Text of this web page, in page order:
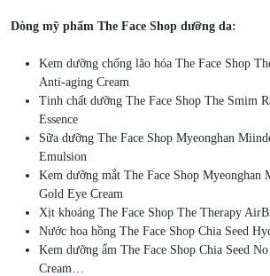
Dòng mỹ phẩm The Face Shop dưỡng da:
Kem dưỡng chống lão hóa The Face Shop
Anti-aging Cream
Tinh chất dưỡng The Face Shop The Smim
Essence
Sữa dưỡng The Face Shop Myeonghan
Emulsion
Kem dưỡng mắt The Face Shop Myeonghan
Gold Eye Cream
Xịt khoáng The Face Shop The Therapy
Nước hoa hồng The Face Shop Chia Seed
Kem dưỡng ẩm The Face Shop Chia Seed
Cream…